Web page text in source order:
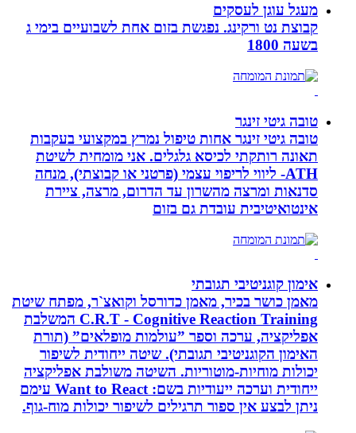
מעגל עוגן לעסקים
קבוצת נט ורקינג. נפגשת בזום אחת לשבועיים בימי ג
בשעה 1800
טובה גיטי זינגר
טובה גיטי זינגר אחות טיפול נמרץ במקצועי בעקבות
תאונה רותקתי לכיסא גלגלים. אני מומחית לשיטת
ATH- ליווי לריפוי עצמי (פרטני או קבוצתי), מנחה
סדנאות ומרצה מהשרון עד הדרום, מרצה, ציירת
אינטואיטיבית עובדת גם בזום
אימון קוגניטיבי תגובתי
מאמן כושר בכיר, מאמן כדורסל וקואצ`ר, מפתח שיטת
C.R.T - Cognitive Reaction Training המשלבת
אפליקציה, ערכה וספר ”עולמות מופלאים” (תורת
האימון הקוגניטיבי תגובתי). שיטה ייחודית לשיפור
יכולות מוחיות-מוטוריות. השיטה משולבת אפליקציה
ייחודית וערכה ייעודיות בשם: Want to React עימם
ניתן לבצע אין ספור תרגילים לשיפור יכולות מוח-גוף.